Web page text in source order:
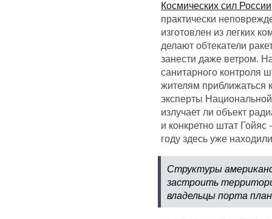
Космических сил России
практически
изготовлен из легких
делают обтекатели
занести даже ветром.
санитарного контроля
жителям приближаться
эксперты
излучает ли объект
и конкретно штат
году здесь уже
Структуры
застроить
владельцы порта